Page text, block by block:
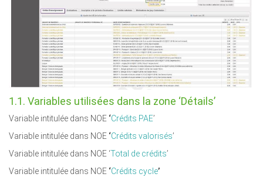
1.1. Variables utilisées dans la zone ‘Détails’
Variable intitulée dans NOE ‘Crédits PAE’
Variable intitulée dans NOE ‘Crédits valorisés’
Variable intitulée dans NOE ‘Total de crédits’
Variable intitulée dans NOE ‘Crédits cycle’